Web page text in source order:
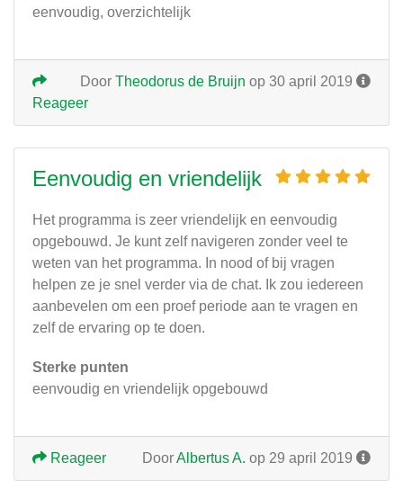
eenvoudig, overzichtelijk
Door Theodorus de Bruijn op 30 april 2019
Reageer
Eenvoudig en vriendelijk
Het programma is zeer vriendelijk en eenvoudig
opgebouwd. Je kunt zelf navigeren zonder veel te
weten van het programma. In nood of bij vragen
helpen ze je snel verder via de chat. Ik zou iedereen
aanbevelen om een proef periode aan te vragen en
zelf de ervaring op te doen.
Sterke punten
eenvoudig en vriendelijk opgebouwd
DoorAlbertus A. op 29 april 2019
Reageer